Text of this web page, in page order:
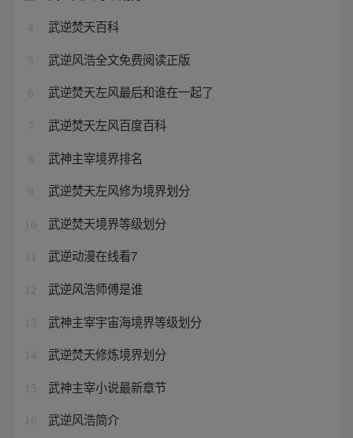
4 武逆焚天百科
5 武逆风浩全文免费阅读正版
6 武逆焚天左风最后和谁在一起了
7 武逆焚天左风百度百科
8 武神主宰境界排名
9 武逆焚天左风修为境界划分
10 武逆焚天境界等级划分
武逆动漫在线看7
12 武逆风浩师傅是谁
13 武神主宰宇宙海境界等级划分
14 武逆焚天修炼境界划分
15 武神主宰小说最新章节
16 武逆风浩简介